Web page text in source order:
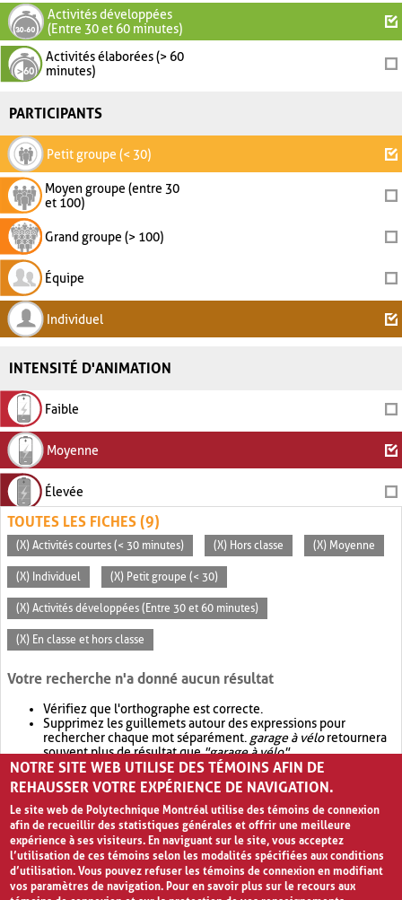
Activités développées
(Entre 30 et 60 minutes)
Activités élaborées (> 60
minutes)
PARTICIPANTS
Petit groupe (< 30)
Moyen groupe (entre 30
et 100)
Grand groupe (> 100)
Équipe
Individuel
INTENSITÉ D'ANIMATION
Faible
Moyenne
Élevée
TOUTES LES FICHES (9)
(X) Activités courtes (< 30 minutes) (X) Hors classe (X) Moyenne
(X) Individuel (X) Petit groupe (< 30)
(X) Activités développées (Entre 30 et 60 minutes)
(X) En classe et hors classe
Votre recherche n'a donné aucun résultat
Vérifiez que l'orthographe est correcte.
Supprimez les guillemets autour des expressions pour
rechercher chaque mot séparément. garage à véloretournera
souvent plus de résultat que"garage à vélo".
Envisagez d'élargir votre recherche avec OR.garage OR vélo
retournera souvent plus de résultat quegarage à vélo
NOTRE SITE WEB UTILISE DES TÉMOINS AFIN DE
REHAUSSER VOTRE EXPÉRIENCE DE NAVIGATION.
Le site web de Polytechnique Montréal utilise des témoins de connexion
afin de recueillir des statistiques générales et offrir une meilleure
expérience à ses visiteurs. En naviguant sur le site, vous acceptez
l’utilisation de ces témoins selon les modalités spécifiées aux conditions
d’utilisation. Vous pouvez refuser les témoins de connexion en modifiant
vos paramètres de navigation. Pour en savoir plus sur le recours aux